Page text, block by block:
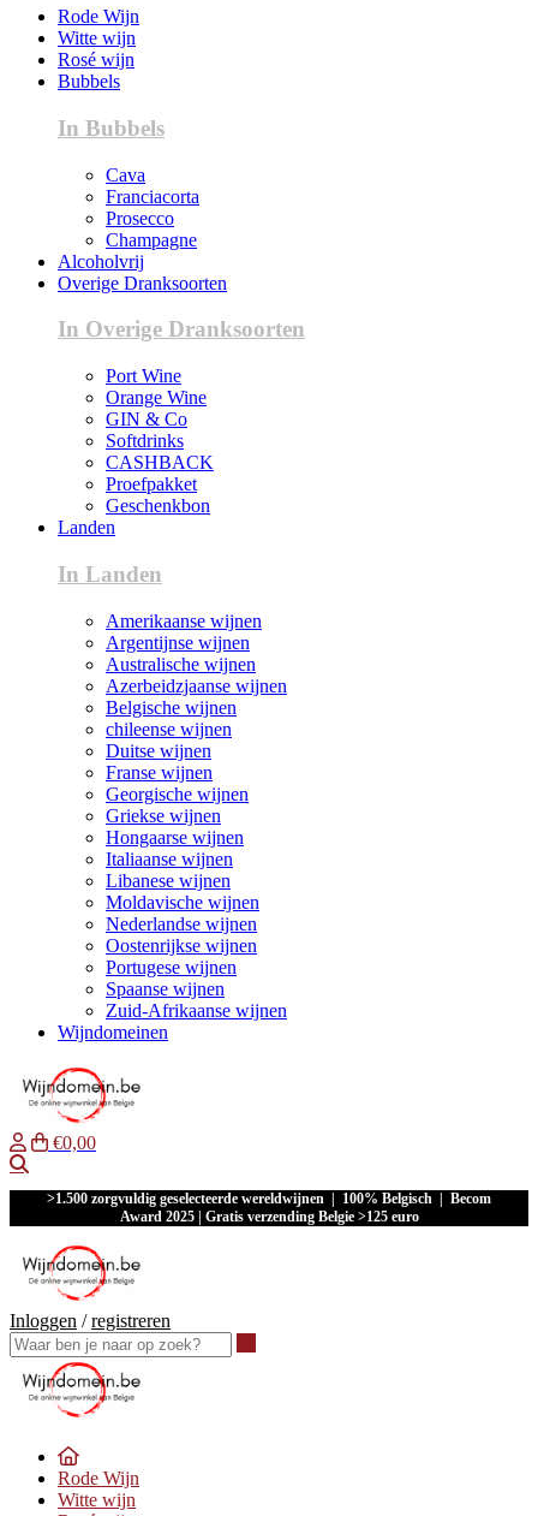
Rode Wijn
Witte wijn
Rosé wijn
Bubbels
In Bubbels
Cava
Franciacorta
Prosecco
Champagne
Alcoholvrij
Overige Dranksoorten
In Overige Dranksoorten
Port Wine
Orange Wine
GIN & Co
Softdrinks
CASHBACK
Proefpakket
Geschenkbon
Landen
In Landen
Amerikaanse wijnen
Argentijnse wijnen
Australische wijnen
Azerbeidzjaanse wijnen
Belgische wijnen
chileense wijnen
Duitse wijnen
Franse wijnen
Georgische wijnen
Griekse wijnen
Hongaarse wijnen
Italiaanse wijnen
Libanese wijnen
Moldavische wijnen
Nederlandse wijnen
Oostenrijkse wijnen
Portugese wijnen
Spaanse wijnen
Zuid-Afrikaanse wijnen
Wijndomeinen
€0,00
>1.500 zorgvuldig geselecteerde wereldwijnen | 100% Belgisch | Becom
Award 2025 | Gratis verzending Belgie >125 euro
Inloggen /registreren
Rode Wijn
Witte wijn